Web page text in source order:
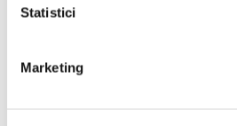
Statistici
Marketing
Ianuarie 2025
Noiembrie 2024